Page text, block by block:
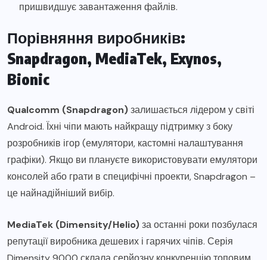
пришвидшує завантаження файлів.
Порівняння виробників:
Snapdragon, MediaTek, Exynos,
Bionic
Qualcomm (Snapdragon)залишається лідером у світі
Android. Їхні чіпи мають найкращу підтримку з боку
розробників ігор (емулятори, кастомні налаштування
графіки). Якщо ви плануєте використовувати емулятори
консолей або грати в специфічні проекти, Snapdragon –
це найнадійніший вибір.
MediaTek (Dimensity/Helio)за останні роки позбулася
репутації виробника дешевих і гарячих чіпів. Серія